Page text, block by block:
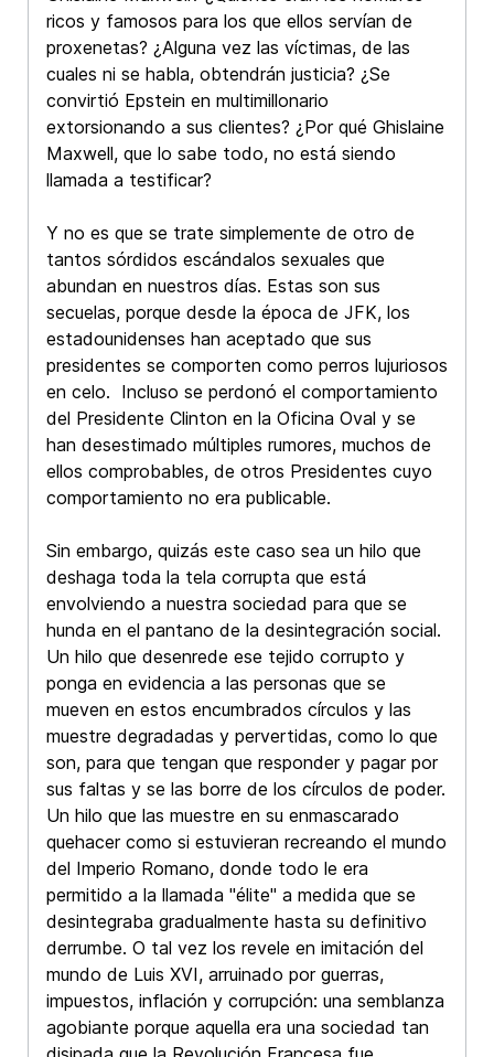
ricos y famosos para los que ellos servían de
proxenetas? ¿Alguna vez las víctimas, de las
cuales ni se habla, obtendrán justicia? ¿Se
convirtió Epstein en multimillonario
extorsionando a sus clientes? ¿Por qué Ghislaine
Maxwell, que lo sabe todo, no está siendo
llamada a testificar?
Y no es que se trate simplemente de otro de
tantos sórdidos escándalos sexuales que
abundan en nuestros días. Estas son sus
secuelas, porque desde la época de JFK, los
estadounidenses han aceptado que sus
presidentes se comporten como perros lujuriosos
en celo. Incluso se perdonó el comportamiento
del Presidente Clinton en la Oficina Oval y se
han desestimado múltiples rumores, muchos de
ellos comprobables, de otros Presidentes cuyo
comportamiento no era publicable.
Sin embargo, quizás este caso sea un hilo que
deshaga toda la tela corrupta que está
envolviendo a nuestra sociedad para que se
hunda en el pantano de la desintegración social.
Un hilo que desenrede ese tejido corrupto y
ponga en evidencia a las personas que se
mueven en estos encumbrados círculos y las
muestre degradadas y pervertidas, como lo que
son, para que tengan que responder y pagar por
sus faltas y se las borre de los círculos de poder.
Un hilo que las muestre en su enmascarado
quehacer como si estuvieran recreando el mundo
del Imperio Romano, donde todo le era
permitido a la llamada "élite" a medida que se
desintegraba gradualmente hasta su definitivo
derrumbe. O tal vez los revele en imitación del
mundo de Luis XVI, arruinado por guerras,
impuestos, inflación y corrupción: una semblanza
agobiante porque aquella era una sociedad tan